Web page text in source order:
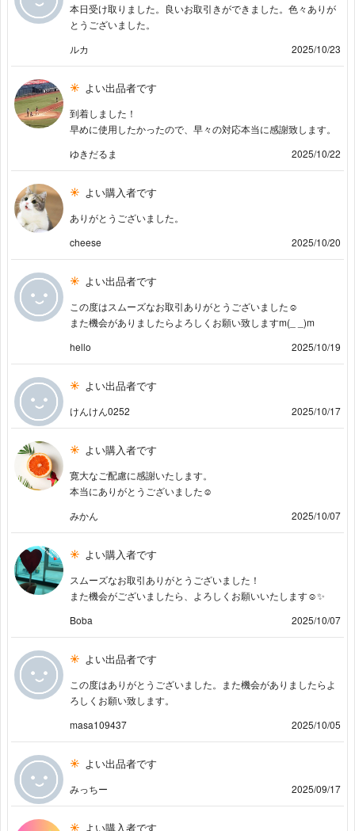
本日受け取りました。良いお取引きができました。色々ありが
とうございました。
ルカ
2025/10/23
よい出品者です
到着しました！
早めに使用したかったので、早々の対応本当に感謝致します。
ゆきだるま
2025/10/22
よい購入者です
ありがとうございました。
cheese
2025/10/20
よい出品者です
この度はスムーズなお取引ありがとうございました☺︎
また機会がありましたらよろしくお願い致しますm(_ _)m
hello
2025/10/19
よい出品者です
けんけん0252 2025/10/17
よい購入者です
寛大なご配慮に感謝いたします。
本当にありがとうございました☺︎
みかん
2025/10/07
よい購入者です
スムーズなお取引ありがとうございました！
また機会がございましたら、よろしくお願いいたします☺️✨
Boba
2025/10/07
よい出品者です
この度はありがとうございました。また機会がありましたらよ
ろしくお願い致します。
masa109437
2025/10/05
よい出品者です
みっちー 2025/09/17
よい購入者です